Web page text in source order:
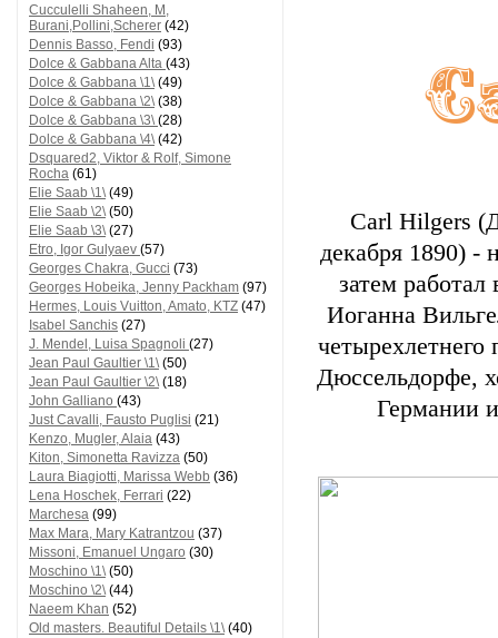
Cucculelli Shaheen, M,
Burani,Pollini,Scherer (42)
Dennis Basso, Fendi (93)
Dolce & Gabbana Alta (43)
Dolce & Gabbana \1\(49)
Dolce & Gabbana \2\(38)
Dolce & Gabbana \3\(28)
Dolce & Gabbana \4\(42)
Dsquared2, Viktor & Rolf, Simone
Rocha (61)
Elie Saab \1\(49)
Elie Saab \2\(50)
Elie Saab \3\(27)
Etro, Igor Gulyaev (57)
Georges Chakra, Gucci (73)
Georges Hobeika, Jenny Packham (97)
Hermes, Louis Vuitton, Amato, KTZ (47)
Isabel Sanchis (27)
J. Mendel, Luisa Spagnoli (27)
Jean Paul Gaultier \1\(50)
Jean Paul Gaultier \2\(18)
John Galliano (43)
Just Cavalli, Fausto Puglisi (21)
Kenzo, Mugler, Alaia (43)
Kiton, Simonetta Ravizza (50)
Laura Biagiotti, Marissa Webb (36)
Lena Hoschek, Ferrari (22)
Marchesa (99)
Max Mara, Mary Katrantzou (37)
Missoni, Emanuel Ungaro (30)
Moschino \1\(50)
Moschino \2\(44)
Naeem Khan (52)
Old masters. Beautiful Details \1\(40)
Carl Hilgers
декабря 1890) -
затем
Иоганна
Дюссельдорфе,
Германии